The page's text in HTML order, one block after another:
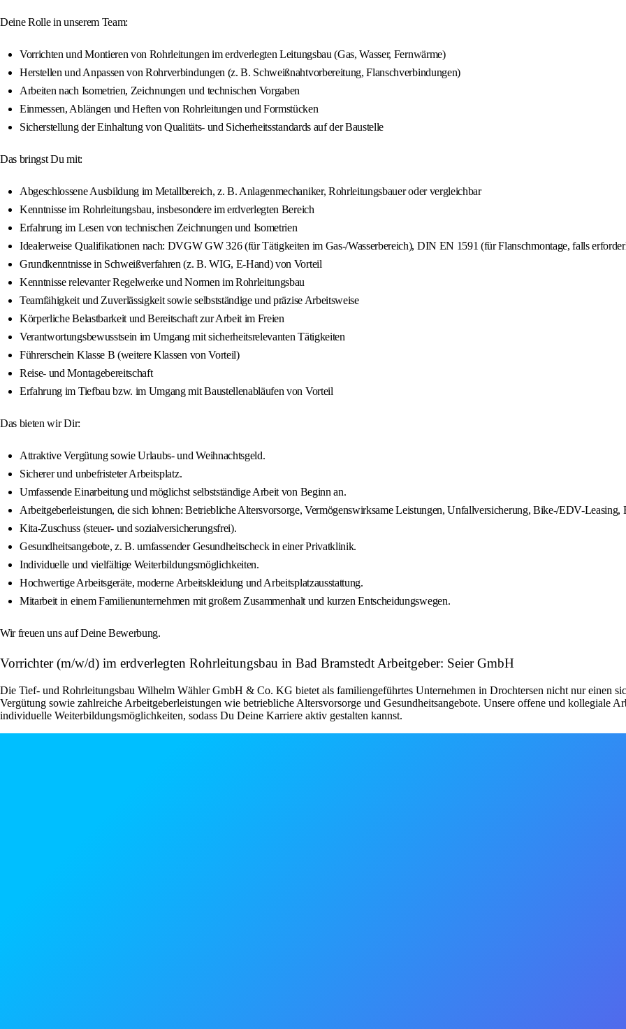
Deine Rolle in unserem Team:
Vorrichten und Montieren von Rohrleitungen im erdverlegten Leitungsbau (Gas, Wasser, Fernwärme)
Herstellen und Anpassen von Rohrverbindungen (z. B. Schweißnahtvorbereitung, Flanschverbindungen)
Arbeiten nach Isometrien, Zeichnungen und technischen Vorgaben
Einmessen, Ablängen und Heften von Rohrleitungen und Formstücken
Sicherstellung der Einhaltung von Qualitäts- und Sicherheitsstandards auf der Baustelle
Das bringst Du mit:
Abgeschlossene Ausbildung im Metallbereich, z. B. Anlagenmechaniker, Rohrleitungsbauer oder vergleichbar
Kenntnisse im Rohrleitungsbau, insbesondere im erdverlegten Bereich
Erfahrung im Lesen von technischen Zeichnungen und Isometrien
Idealerweise Qualifikationen nach: DVGW GW 326 (für Tätigkeiten im Gas-/Wasserbereich), DIN EN 1591 (für Flanschmontage, falls
Grundkenntnisse in Schweißverfahren (z. B. WIG, E-Hand) von Vorteil
Kenntnisse relevanter Regelwerke und Normen im Rohrleitungsbau
Teamfähigkeit und Zuverlässigkeit sowie selbstständige und präzise Arbeitsweise
Körperliche Belastbarkeit und Bereitschaft zur Arbeit im Freien
Verantwortungsbewusstsein im Umgang mit sicherheitsrelevanten Tätigkeiten
Führerschein Klasse B (weitere Klassen von Vorteil)
Reise- und Montagebereitschaft
Erfahrung im Tiefbau bzw. im Umgang mit Baustellenabläufen von Vorteil
Das bieten wir Dir:
Attraktive Vergütung sowie Urlaubs- und Weihnachtsgeld.
Sicherer und unbefristeter Arbeitsplatz.
Umfassende Einarbeitung und möglichst selbstständige Arbeit von Beginn an.
Arbeitgeberleistungen, die sich lohnen: Betriebliche Altersvorsorge, Vermögenswirksame Leistungen, Unfallversicherung, Bike-/EDV-
Kita-Zuschuss (steuer- und sozialversicherungsfrei).
Gesundheitsangebote, z. B. umfassender Gesundheitscheck in einer Privatklinik.
Individuelle und vielfältige Weiterbildungsmöglichkeiten.
Hochwertige Arbeitsgeräte, moderne Arbeitskleidung und Arbeitsplatzausstattung.
Mitarbeit in einem Familienunternehmen mit großem Zusammenhalt und kurzen Entscheidungswegen.
Wir freuen uns auf Deine Bewerbung.
Vorrichter (m/w/d) im erdverlegten Rohrleitungsbau in Bad Bramstedt Arbeitgeber: Seier GmbH
Die Tief- und Rohrleitungsbau Wilhelm Wähler GmbH & Co. KG bietet als familiengeführtes Unternehmen in Drochtersen nicht nur einen
Vergütung sowie zahlreiche Arbeitgeberleistungen wie betriebliche Altersvorsorge und Gesundheitsangebote. Unsere offene und kollegiale
individuelle Weiterbildungsmöglichkeiten, sodass Du Deine Karriere aktiv gestalten kannst.